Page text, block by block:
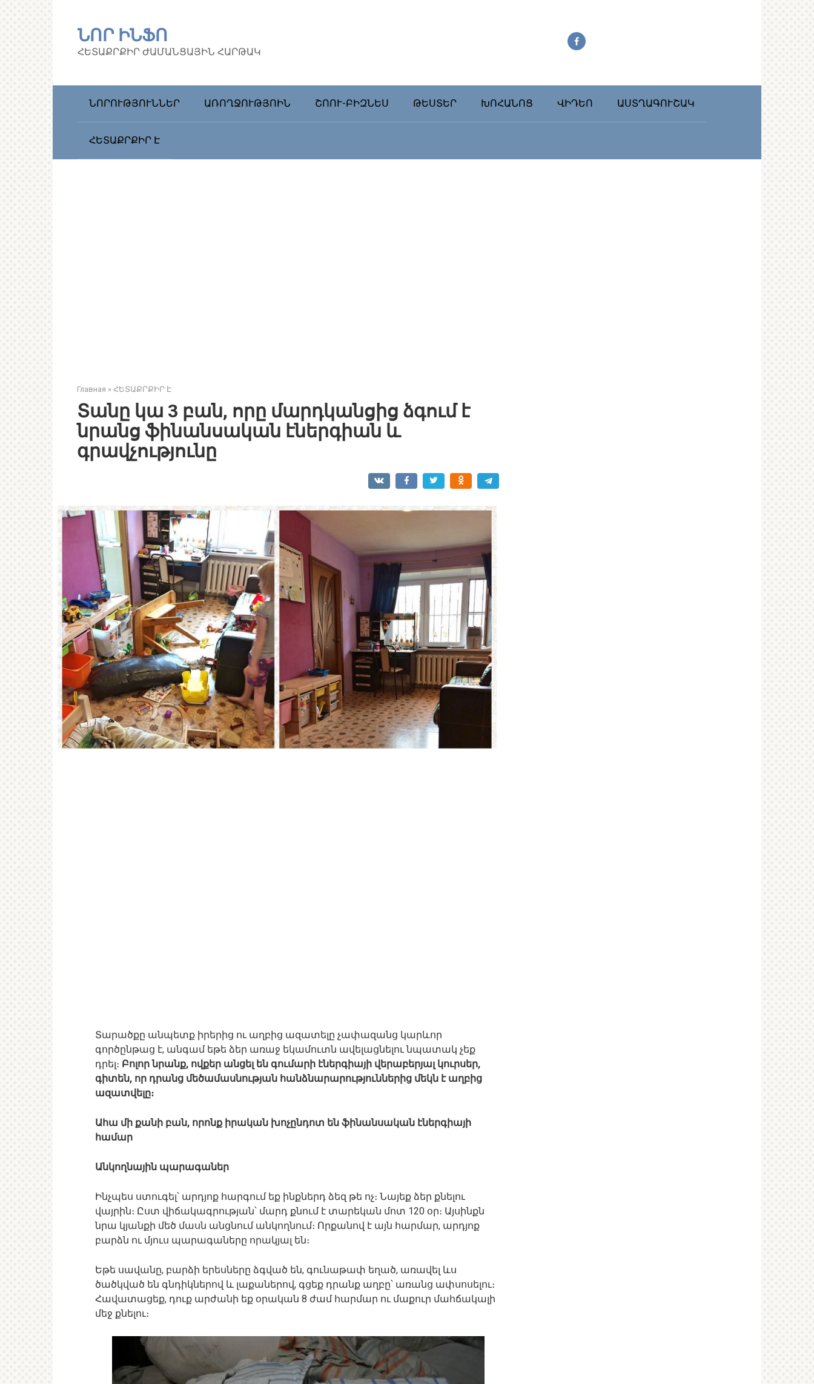
ՆՈՐ ԻՆՖՈ
ՀԵՏԱՔՐՔԻՐ ԺԱՄԱՆՑԱՅԻՆ ՀԱՐԹԱԿ
ՆՈՐՈՒԹՅՈՒՆՆԵՐ ԱՌՈՂՋՈՒԹՅՈԻՆ ՇՈՈՒ-ԲԻԶՆԵՍ ԹԵՍՏԵՐ ԽՈՀԱՆՈՑ ՎԻԴԵՈ ԱՍՏՂԱԳՈՒՇԱԿ
ՀԵՏԱՔՐՔԻՐ Է
Главная » ՀԵՏԱՔՐՔԻՐ Է
Տանը կա 3 բան, որը մարդկանցից ձգում է
նրանց ֆինանսական էներգիան և
գրավչությունը
Տարածքը անպետք իրերից ու աղբից ազատելը չափազանց կարևոր
գործընթաց է, անգամ եթե ձեր առաջ եկամուտն ավելացնելու նպատակ չեք
դրել։ Բոլոր նրանք, ովքեր անցել են գումարի էներգիայի վերաբերյալ կուրսեր,
գիտեն, որ դրանց մեծամասնության հանձնարարություններից մեկն է աղբից
ազատվելը։
Ահա մի քանի բան, որոնք իրական խոչընդոտ են ֆինանսական էներգիայի
համար
Անկողնային պարագաներ
Ինչպես ստուգել՝ արդյոք հարգում եք ինքներդ ձեզ թե ոչ։ Նայեք ձեր քնելու
վայրին։ Ըստ վիճակագրության՝ մարդ քնում է տարեկան մոտ 120 օր։ Այսինքն
նրա կյանքի մեծ մասն անցնում անկողնում։ Որքանով է այն հարմար, արդյոք
բարձն ու մյուս պարագաները որակյալ են։
Եթե սավանը, բարձի երեսները ձգված են, գունաթափ եղած, առավել ևս
ծածկված են գնդիկներով և լաքաներով, գցեք դրանք աղբը՝ առանց ափսոսելու։
Հավատացեք, դուք արժանի եք օրական 8 ժամ հարմար ու մաքուր մահճակալի
մեջ քնելու։